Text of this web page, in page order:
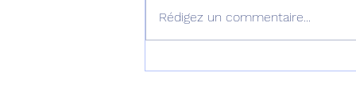
Rédigez un commentaire...